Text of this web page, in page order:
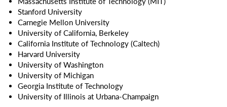
Stanford University
Carnegie Mellon University
University of California, Berkeley
California Institute of Technology (Caltech)
Harvard University
University of Washington
University of Michigan
Georgia Institute of Technology
University of Illinois at Urbana-Champaign